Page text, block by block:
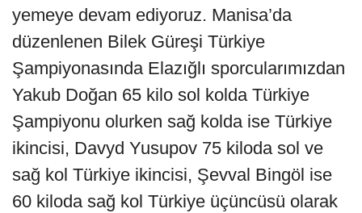
yemeye devam ediyoruz. Manisa’da
düzenlenen Bilek Güreşi Türkiye
Şampiyonasında Elazığlı sporcularımızdan
Yakub Doğan 65 kilo sol kolda Türkiye
Şampiyonu olurken sağ kolda ise Türkiye
ikincisi, Davyd Yusupov 75 kiloda sol ve
sağ kol Türkiye ikincisi, Şevval Bingöl ise
60 kiloda sağ kol Türkiye üçüncüsü olarak